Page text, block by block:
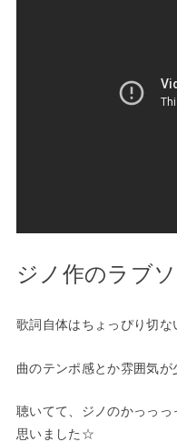
ジノ作のラブ
歌詞自体はちょっぴり切な
曲のテンポ感とか雰囲気
聴いてて、ジノのかっっ
思いました☆